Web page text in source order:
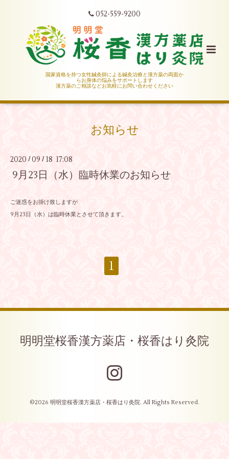
052-559-9200
国家資格を持つ女性鍼灸師による鍼灸治療と漢方薬の両面か
らお身体の悩みをサポートします
漢方薬のご相談などお気軽にお問い合わせください
お知らせ
2020 /09 / 18 17:08
9月23日（水）臨時休業のお知らせ
ご迷惑をお掛け致しますが
9月23日（水）は臨時休業とさせて頂きます。
1
明明堂桜香漢方薬店・桜香はり灸院
©2026 明明堂桜香漢方薬店・桜香はり灸院. All Rights Reserved.